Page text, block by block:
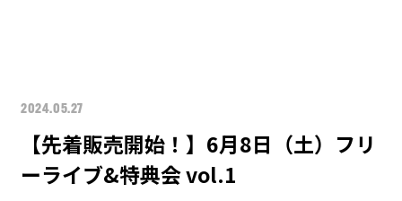
2024.05.27
【先着販売開始！】6月8日（土）フリ
ーライブ&特典会 vol.1